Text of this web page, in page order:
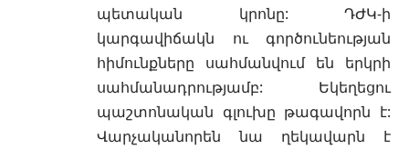
պետական կրոնը: ԴԺԿ-ի
կարգավիճակն ու գործունեության
հիմունքները սահմանվում են երկրի
սահմանադրությամբ: Եկեղեցու
պաշտոնական գլուխը թագավորն է:
Վարչականորեն նա ղեկավարն է